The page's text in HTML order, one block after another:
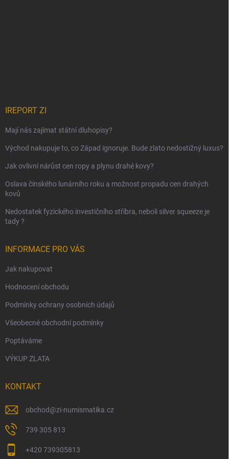
IREPORT ZI
Mají nás zajímat státní dluhopisy?
Východ nakupuje to, co Západ ignoruje. Bude zlato nedostižný luxus?
Jak ovlivní nárůst cen ropy a plynu drahé kovy?
Oslava čínského lunárního roku a možnost propadu cen drahých
kovů
Nedostatek fyzického investičního stříbra, neboli silver squeeze je
tady ?
INFORMACE PRO VÁS
Jak nakupovat
Hodnocení obchodu
Podmínky ochrany osobních údajů
Všeobecné obchodní podmínky
Poptáváme
VÝKUP ZLATA
KONTAKT
obchod@zi-numismatika.cz
739 305 813
+420 739305813